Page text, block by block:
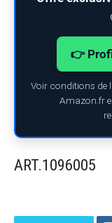
👉
Voir conditions de
Amazon.fr
ART.1096005